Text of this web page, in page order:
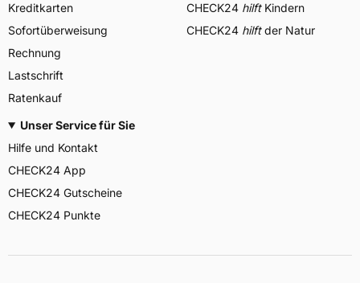
Kreditkarten
Sofortüberweisung
Rechnung
Lastschrift
Ratenkauf
CHECK24 hilftKindern
CHECK24 hilftder Natur
Unser Service für Sie
Hilfe und Kontakt
CHECK24 App
CHECK24 Gutscheine
CHECK24 Punkte